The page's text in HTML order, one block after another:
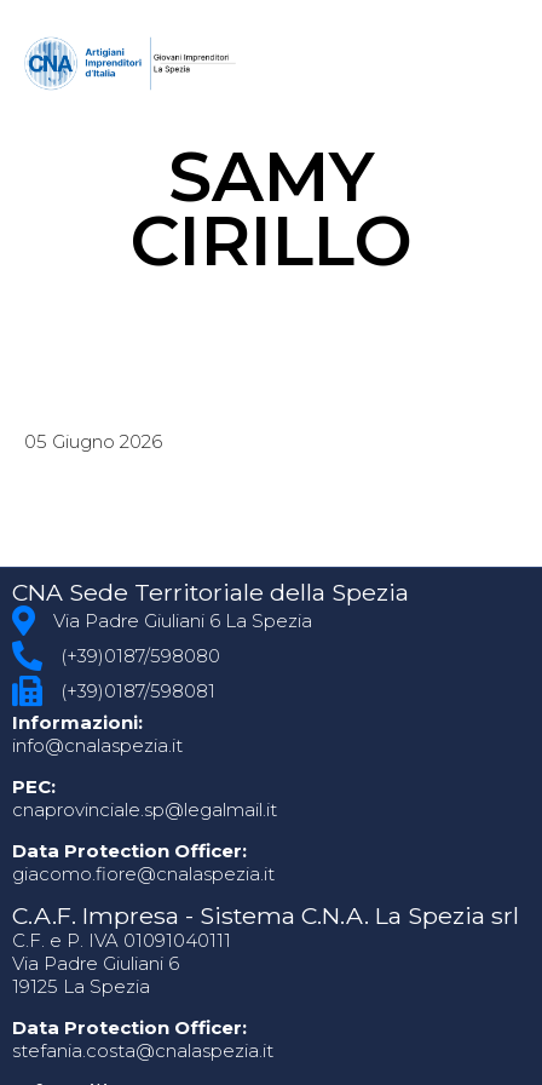
SAMY
CIRILLO
05 Giugno 2026
CNA Sede Territoriale della Spezia
Via Padre Giuliani 6 La Spezia
(+39)0187/598080
(+39)0187/598081
Informazioni:
info@cnalaspezia.it
PEC:
cnaprovinciale.sp@legalmail.it
Data Protection Officer:
giacomo.fiore@cnalaspezia.it
C.A.F. Impresa - Sistema C.N.A. La Spezia srl
C.F. e P. IVA 01091040111
Via Padre Giuliani 6
19125 La Spezia
Data Protection Officer:
stefania.costa@cnalaspezia.it